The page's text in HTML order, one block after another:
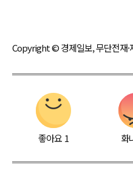
Copyright © 경제일보, 무단전재·
좋아요 1 화